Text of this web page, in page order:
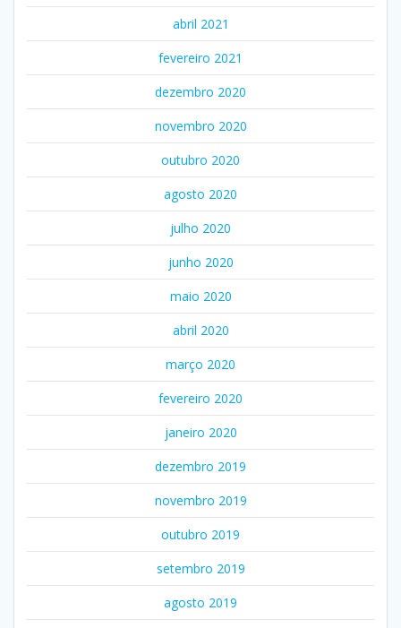
abril 2021
fevereiro 2021
dezembro 2020
novembro 2020
outubro 2020
agosto 2020
julho 2020
junho 2020
maio 2020
abril 2020
março 2020
fevereiro 2020
janeiro 2020
dezembro 2019
novembro 2019
outubro 2019
setembro 2019
agosto 2019